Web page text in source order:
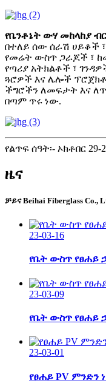
የቤንቶኔት ውሃ መከላከያ
በተለይ ሰው ሰራሽ ሀይቆች
የመሬት ውስጥ ጋራጆች ፣
የጣሪያ አትክልቶች ፣
ጓሮዎች እና ሌሎች
ችግሮችን ለመፍታት እና
በጣም ጥሩ ነው.
የልጥፍ ሰዓት፡- ኦክቶበር 29-
ዜና
ቻይና Beihai Fiberglass Co.,
23-03-16
የቤት ውስጥ የፀሐይ
23-03-09
የቤት ውስጥ የፀሐይ
23-03-01
የፀሐይ PV ምንድን